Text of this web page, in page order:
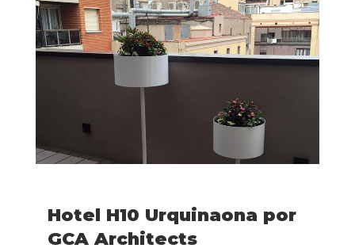
Hotel H10 Urquinaona por
GCA Architects